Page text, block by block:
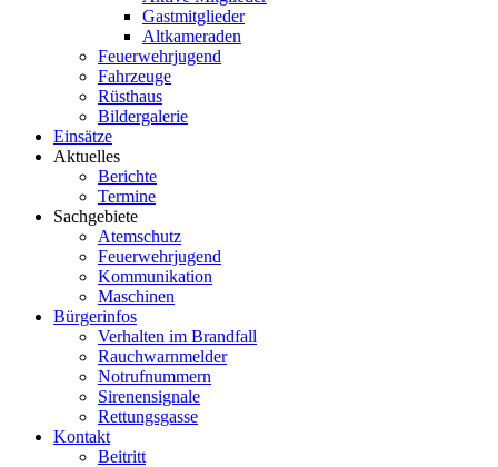
Gastmitglieder
Altkameraden
Feuerwehrjugend
Fahrzeuge
Rüsthaus
Bildergalerie
Einsätze
Aktuelles
Berichte
Termine
Sachgebiete
Atemschutz
Feuerwehrjugend
Kommunikation
Maschinen
Bürgerinfos
Verhalten im Brandfall
Rauchwarnmelder
Notrufnummern
Sirenensignale
Rettungsgasse
Kontakt
Beitritt